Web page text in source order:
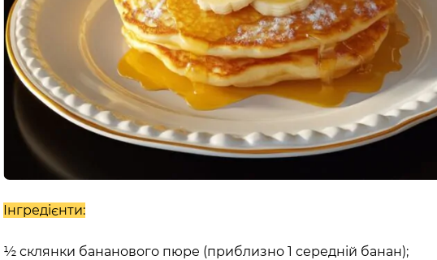
Інгредієнти:
½ склянки бананового пюре (приблизно 1 середній банан);